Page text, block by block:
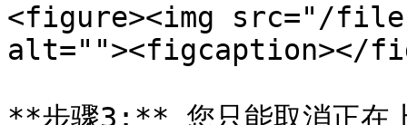
<figure><img src="/files/
alt=""><figcaption></
**步骤3:** 您只能取消正在